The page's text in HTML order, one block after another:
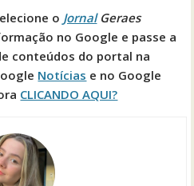
o JornalGeraes
no Google e passe a
conteúdos do portal na
Notícias e no Google
CLICANDO AQUI?